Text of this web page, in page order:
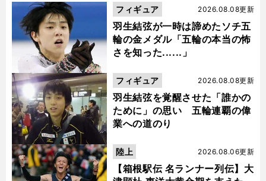
羽生結弦が一時は諦めたソチ五
輪の金メダル「五輪の本当の怖
さを知った......」
2026.08.08更新
フィギュア
羽生結弦を覚醒させた「誰かの
ために」の思い 五輪連覇の偉
業への道のり
2026.08.08更新
フィギュア
【箱根駅伝 名ランナー列伝】大
2026.08.06更新
陸上